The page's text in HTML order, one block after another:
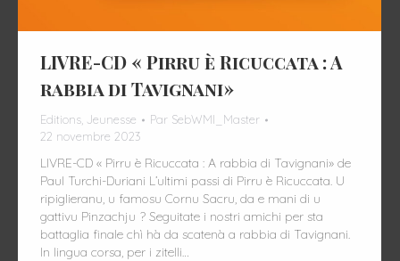
LIVRE-CD « Pirru è Ricuccata : A
rabbia di Tavignani»
Editions Jeunesse Par SebWMI_Master
22 novembre 2023
LIVRE-CD « Pirru è Ricuccata : A rabbia di Tavignani» de
Paul Turchi-Duriani L’ultimi passi di Pirru è Ricuccata. U
ripiglieranu, u famosu Cornu Sacru, da e mani di u
gattivu Pinzachju ? Seguitate i nostri amichi per sta
battaglia finale chì hà da scatenà a rabbia di Tavignani.
In lingua corsa, per i zitelli…